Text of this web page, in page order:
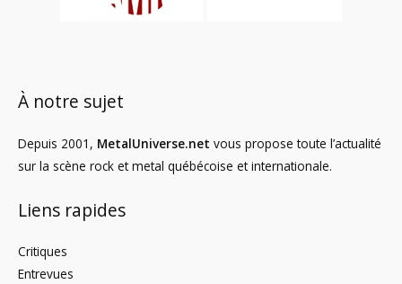
À notre sujet
Depuis 2001, MetalUniverse.net vous propose toute l’actualité
sur la scène rock et metal québécoise et internationale.
Liens rapides
Critiques
Entrevues